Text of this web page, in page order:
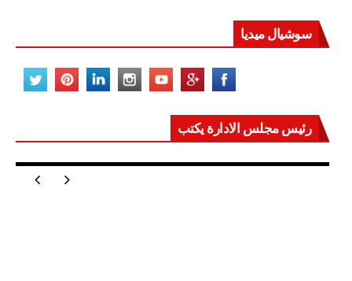
سوشيال ميديا
رئيس مجلس الادارة يكتب
مصر تعيد للعالم اتزانه